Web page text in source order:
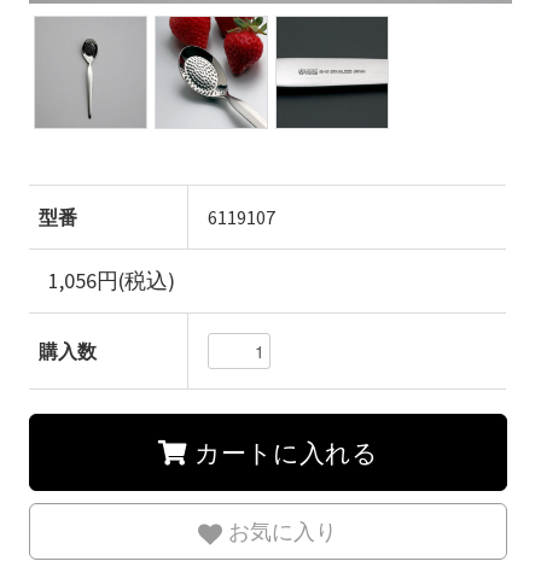
型番 6119107
1,056円(税込)
購入数
カートに入れる
お気に入り